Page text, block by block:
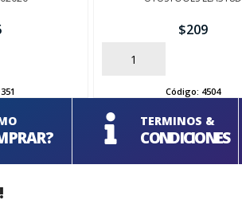
$209
AÑADIR
Código: 4504
TERMINOS &
CONDICIONES